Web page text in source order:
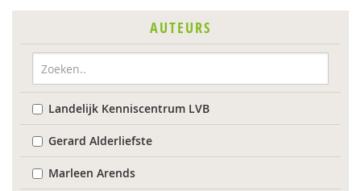
AUTEURS
Landelijk Kenniscentrum LVB
Gerard Alderliefste
Marleen Arends